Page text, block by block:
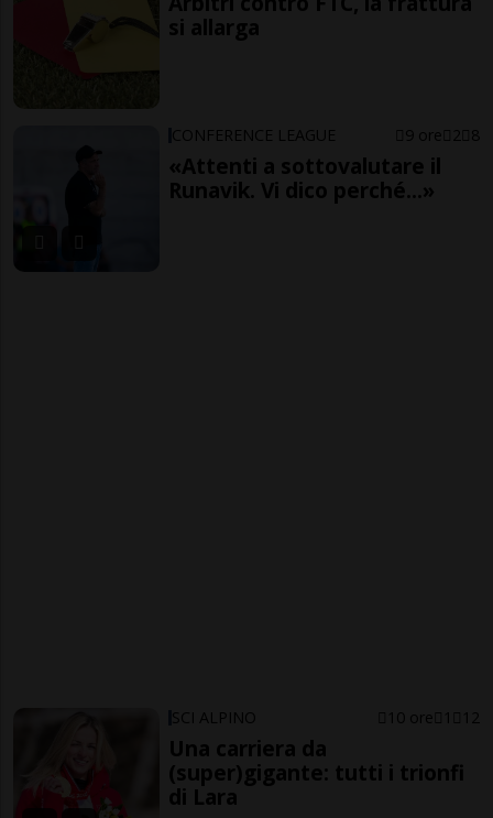
si allarga
CONFERENCE LEAGUE 9 ore 2 8
«Attenti a sottovalutare il
Runavik. Vi dico perché...»
SCI ALPINO 10 ore 1 12
Una carriera da
(super)gigante: tutti i trionfi
di Lara